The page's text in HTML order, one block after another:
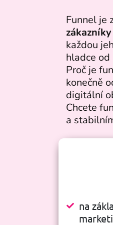
Funnel je
každou
hladce
Proč je
konečně
digitální
Chcete
a
na